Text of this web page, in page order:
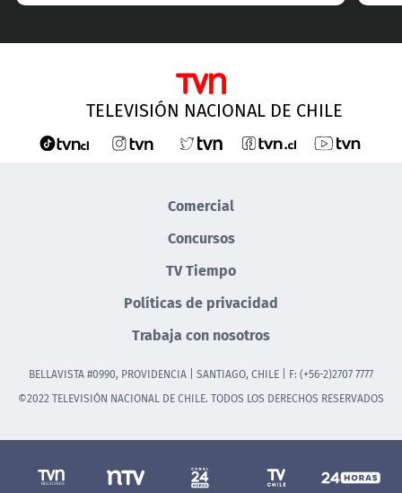
TELEVISIÓN NACIONAL DE CHILE
Comercial
Concursos
TV Tiempo
Políticas de privacidad
Trabaja con nosotros
BELLAVISTA #0990, PROVIDENCIA | SANTIAGO, CHILE | F: (+56-2)2707 7777
©2022 TELEVISIÓN NACIONAL DE CHILE. TODOS LOS DERECHOS RESERVADOS